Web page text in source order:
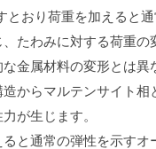
おり荷重を加えると
たわみに対する荷重
金属材料の変形とは
からマルテンサイト相
が生じます。
と通常の弾性を示す